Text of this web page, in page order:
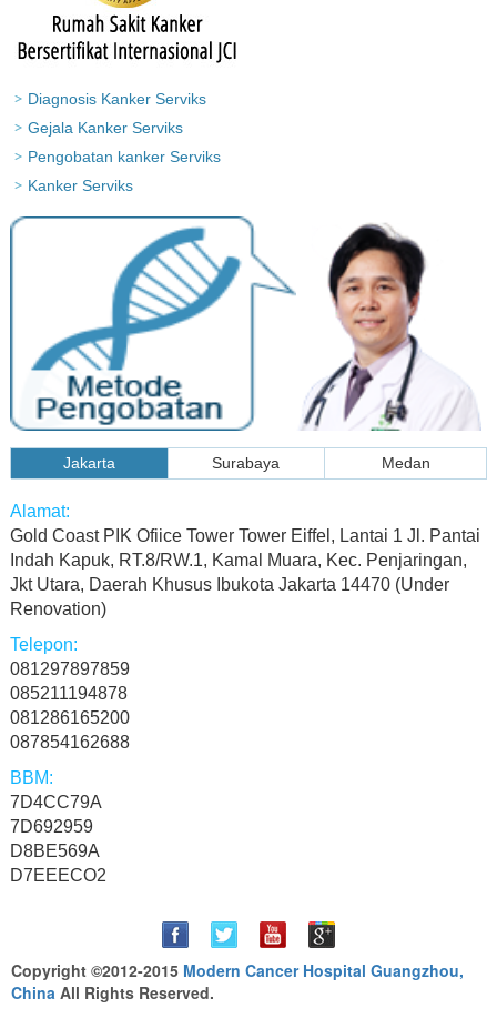
Diagnosis Kanker Serviks
Gejala Kanker Serviks
Pengobatan kanker Serviks
Kanker Serviks
Jakarta Surabaya Medan
Gold Coast PIK Ofiice Tower Tower Eiffel, Lantai 1 Jl. Pantai
Indah Kapuk, RT.8/RW.1, Kamal Muara, Kec. Penjaringan,
Jkt Utara, Daerah Khusus Ibukota Jakarta 14470 (Under
Renovation)
081297897859
085211194878
081286165200
087854162688
7D4CC79A
7D692959
D8BE569A
D7EEECO2
Copyright ©2012-2015 Modern Cancer Hospital Guangzhou,
China All Rights Reserved.